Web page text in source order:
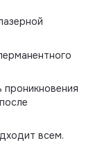
всем.